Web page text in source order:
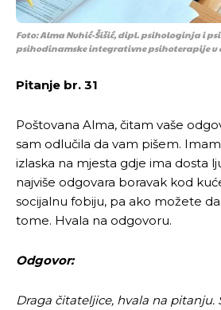
Foto: Alma Nuhić-Šišić, dipl. psihologinja i
psihodinamske integrativne psihoterapije u
Pitanje br. 31
Poštovana Alma, čitam vaše
sam odlučila da vam pišem.
izlaska na mjesta gdje ima dosta
najviše odgovara boravak kod
socijalnu fobiju, pa ako možete
tome. Hvala na odgovoru.
Odgovor:
Draga čitateljice, hvala na pitanju.